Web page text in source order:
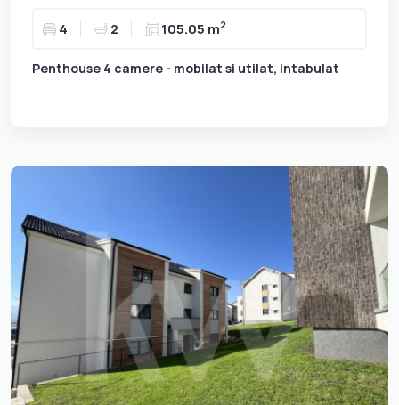
4 2 105.05 m2
Penthouse 4 camere - mobilat si utilat, intabulat